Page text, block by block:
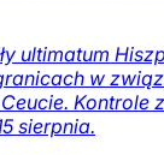
ultimatum
w
Kontrole
sierpnia.